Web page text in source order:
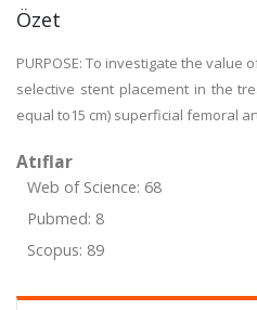
Özet
PURPOSE: To investigate the value
selective stent placement in the
equal to15 cm) superficial femoral
Atıflar
Web of Science: 68
Pubmed: 8
Scopus: 89